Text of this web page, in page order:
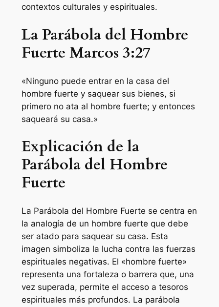
contextos culturales y espirituales.
La Parábola del Hombre
Fuerte Marcos 3:27
«Ninguno puede entrar en la casa del
hombre fuerte y saquear sus bienes, si
primero no ata al hombre fuerte; y entonces
saqueará su casa.»
Explicación de la
Parábola del Hombre
Fuerte
La Parábola del Hombre Fuerte se centra en
la analogía de un hombre fuerte que debe
ser atado para saquear su casa. Esta
imagen simboliza la lucha contra las fuerzas
espirituales negativas. El «hombre fuerte»
representa una fortaleza o barrera que, una
vez superada, permite el acceso a tesoros
espirituales más profundos. La parábola